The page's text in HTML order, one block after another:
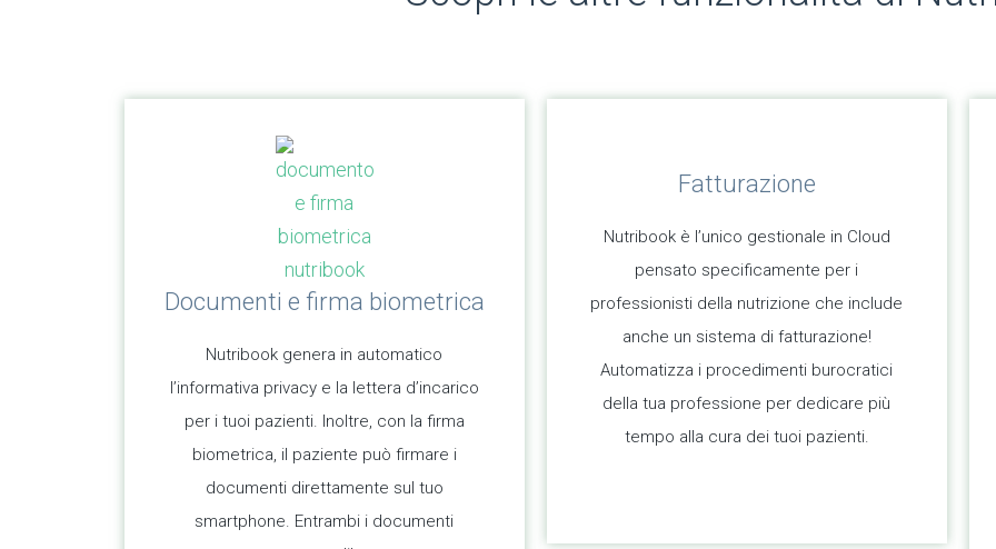
Documenti e firma biometrica
Nutribook genera in automatico
l’informativa privacy e la lettera d’incarico
per i tuoi pazienti. Inoltre, con la firma
biometrica, il paziente può firmare i
documenti direttamente sul tuo
smartphone. Entrambi i documenti
Fatturazione
Nutribook è l’unico gestionale in Cloud
pensato specificamente per i
professionisti della nutrizione che include
anche un sistema di fatturazione!
Automatizza i procedimenti burocratici
della tua professione per dedicare più
tempo alla cura dei tuoi pazienti.